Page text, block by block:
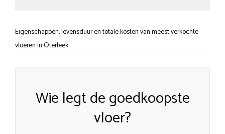
Eigenschappen, levensduur en totale kosten van meest verkochte
vloeren in Oterleek.
Wie legt de goedkoopste
vloer?